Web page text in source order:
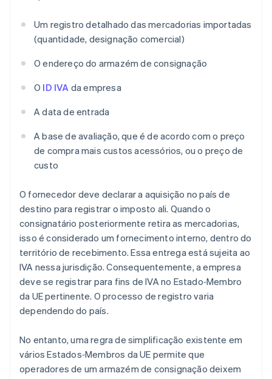
Um registro detalhado das mercadorias importadas
(quantidade, designação comercial)
O endereço do armazém de consignação
O ID IVA da empresa
A data de entrada
A base de avaliação, que é de acordo com o preço
de compra mais custos acessórios, ou o preço de
custo
O fornecedor deve declarar a aquisição no país de
destino para registrar o imposto ali. Quando o
consignatário posteriormente retira as mercadorias,
isso é considerado um fornecimento interno, dentro do
território de recebimento. Essa entrega está sujeita ao
IVA nessa jurisdição. Consequentemente, a empresa
deve se registrar para fins de IVA no Estado‑Membro
da UE pertinente. O processo de registro varia
dependendo do país.
No entanto, uma regra de simplificação existente em
vários Estados‑Membros da UE permite que
operadores de um armazém de consignação deixem